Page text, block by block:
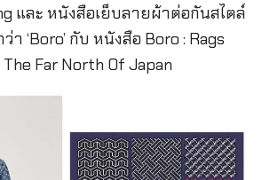
และ หนังสือเย็บลายผ้าต่อกันสไตล์
า ‘Boro’ กับ หนังสือ Boro : Rags
Far North Of Japan